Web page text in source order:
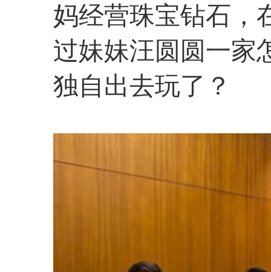
妈经营珠宝钻石，
过妹妹汪圆圆一家
独自出去玩了？